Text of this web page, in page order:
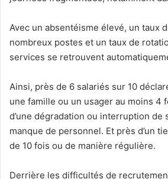
Avec un absentéisme élevé, un taux
nombreux postes et un taux de
services se retrouvent
Ainsi, près de 6 salariés sur 10
une famille ou un usager au moins 4
d’une dégradation ou interruption de
manque de personnel. Et près d’un
de 10 fois ou de manière régulière.
Derrière les difficultés de